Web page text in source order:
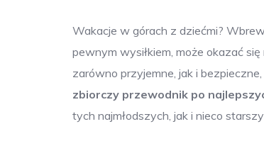
Wakacje w górach z dziećmi?
pewnym wysiłkiem, może okazać
zarówno przyjemne, jak i
zbiorczy przewodnik po
tych najmłodszych, jak i nieco